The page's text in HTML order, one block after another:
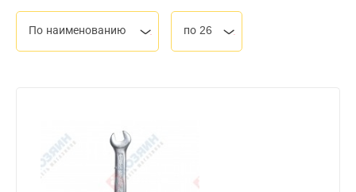
По наименованию по 26